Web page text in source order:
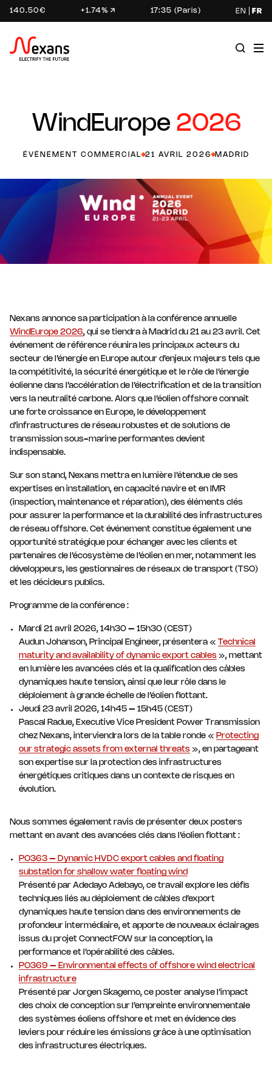
140.50€ +1.74% 17:35 (Paris) EN FR
WindEurope 2026
ÉVÉNEMENT COMMERCIAL 21 AVRIL 2026 MADRID
Nexans annonce sa participation à la conférence annuelle
WindEurope 2026, qui se tiendra à Madrid du 21 au 23 avril. Cet
événement de référence réunira les principaux acteurs du
secteur de l’énergie en Europe autour d’enjeux majeurs tels que
la compétitivité, la sécurité énergétique et le rôle de l’énergie
éolienne dans l’accélération de l’électrification et de la transition
vers la neutralité carbone. Alors que l’éolien offshore connaît
une forte croissance en Europe, le développement
d’infrastructures de réseau robustes et de solutions de
transmission sous-marine performantes devient
indispensable.
Sur son stand, Nexans mettra en lumière l’étendue de ses
expertises en installation, en capacité navire et en IMR
(inspection, maintenance et réparation), des éléments clés
pour assurer la performance et la durabilité des infrastructures
de réseau offshore. Cet événement constitue également une
opportunité stratégique pour échanger avec les clients et
partenaires de l’écosystème de l’éolien en mer, notamment les
développeurs, les gestionnaires de réseaux de transport (TSO)
et les décideurs publics.
Programme de la conférence :
Mardi 21 avril 2026, 14h30 – 15h30 (CEST)
Audun Johanson, Principal Engineer, présentera « Technical
maturity and availability of dynamic export cables », mettant
en lumière les avancées clés et la qualification des câbles
dynamiques haute tension, ainsi que leur rôle dans le
déploiement à grande échelle de l’éolien flottant.
Jeudi 23 avril 2026, 14h45 – 15h45 (CEST)
Pascal Radue, Executive Vice President Power Transmission
chez Nexans, interviendra lors de la table ronde « Protecting
our strategic assets from external threats », en partageant
son expertise sur la protection des infrastructures
énergétiques critiques dans un contexte de risques en
évolution.
Nous sommes également ravis de présenter deux posters
mettant en avant des avancées clés dans l’éolien flottant :
PO363 – Dynamic HVDC export cables and floating
substation for shallow water floating wind
Présenté par Adedayo Adebayo, ce travail explore les défis
techniques liés au déploiement de câbles d’export
dynamiques haute tension dans des environnements de
profondeur intermédiaire, et apporte de nouveaux éclairages
issus du projet ConnectFOW sur la conception, la
performance et l’opérabilité des câbles.
PO369 – Environmental effects of offshore wind electrical
infrastructure
Présenté par Jorgen Skagemo, ce poster analyse l’impact
des choix de conception sur l’empreinte environnementale
des systèmes éoliens offshore et met en évidence des
leviers pour réduire les émissions grâce à une optimisation
des infrastructures électriques.